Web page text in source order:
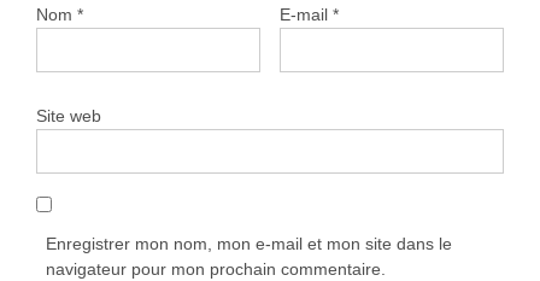
Nom * E-mail *
Site web
Enregistrer mon nom, mon e-mail et mon site dans le
navigateur pour mon prochain commentaire.